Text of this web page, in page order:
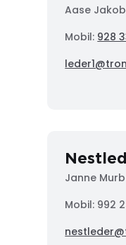
Aase
Mobil: 928
Janne
Mobil: 992